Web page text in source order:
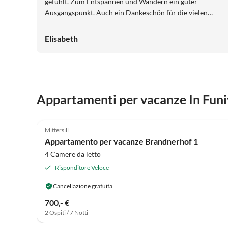
Ausgangspunkt. Auch ein Dankeschön für die vielen
gut orientieren können und haben uns nicht mehr fremd
Elisabeth
Appartamenti per vacanze In
Vista montagna
Mittersill
Appartamento per vacanze Brandnerhof 1
4 Camere da letto
Risponditore Veloce
Cancellazione gratuita
700,- €
2 Ospiti / 7 Notti